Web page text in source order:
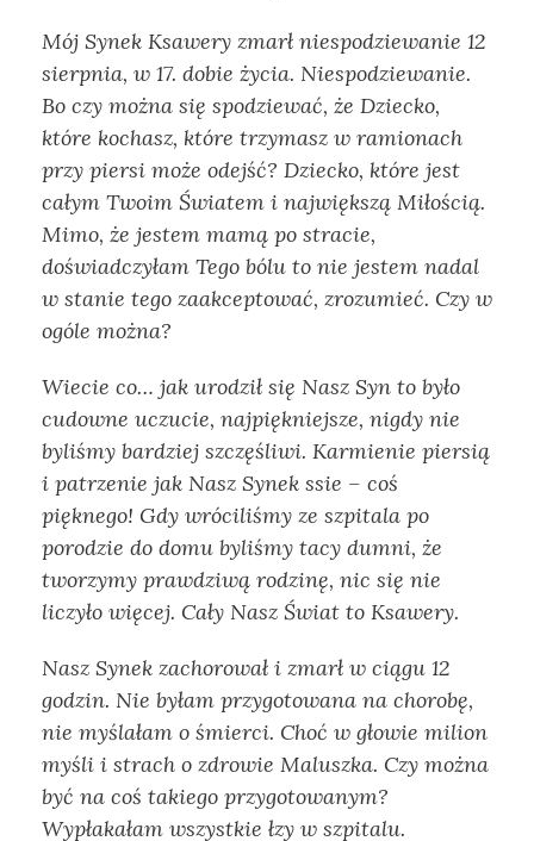
Mój Synek Ksawery zmarł niespodziewanie 12
sierpnia, w 17. dobie życia. Niespodziewanie.
Bo czy można się spodziewać, że Dziecko,
które kochasz, które trzymasz w ramionach
przy piersi może odejść? Dziecko, które jest
całym Twoim Światem i największą Miłością.
Mimo, że jestem mamą po stracie,
doświadczyłam Tego bólu to nie jestem nadal
w stanie tego zaakceptować, zrozumieć. Czy w
ogóle można?
Wiecie co… jak urodził się Nasz Syn to było
cudowne uczucie, najpiękniejsze, nigdy nie
byliśmy bardziej szczęśliwi. Karmienie piersią
i patrzenie jak Nasz Synek ssie – coś
pięknego! Gdy wróciliśmy ze szpitala po
porodzie do domu byliśmy tacy dumni, że
tworzymy prawdziwą rodzinę, nic się nie
liczyło więcej. Cały Nasz Świat to Ksawery.
Nasz Synek zachorował i zmarł w ciągu 12
godzin. Nie byłam przygotowana na chorobę,
nie myślałam o śmierci. Choć w głowie milion
myśli i strach o zdrowie Maluszka. Czy można
być na coś takiego przygotowanym?
Wypłakałam wszystkie łzy w szpitalu.